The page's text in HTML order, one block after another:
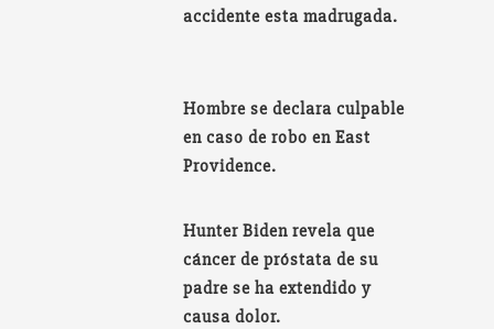
accidente esta madrugada.
Hombre se declara culpable
en caso de robo en East
Providence.
Hunter Biden revela que
cáncer de próstata de su
padre se ha extendido y
causa dolor.